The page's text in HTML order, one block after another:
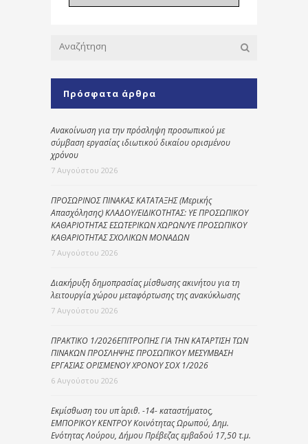
Πρόσφατα άρθρα
Ανακοίνωση για την πρόσληψη προσωπικού με
σύμβαση εργασίας ιδιωτικού δικαίου ορισμένου
χρόνου
7 Αυγούστου 2026
ΠΡΟΣΩΡΙΝΟΣ ΠΙΝΑΚΑΣ ΚΑΤΑΤΑΞΗΣ (Μερικής
Απασχόλησης) ΚΛΑΔΟΥ/ΕΙΔΙΚΟΤΗΤΑΣ: ΥΕ ΠΡΟΣΩΠΙΚΟΥ
ΚΑΘΑΡΙΟΤΗΤΑΣ ΕΣΩΤΕΡΙΚΩΝ ΧΩΡΩΝ/ΥΕ ΠΡΟΣΩΠΙΚΟΥ
ΚΑΘΑΡΙΟΤΗΤΑΣ ΣΧΟΛΙΚΩΝ ΜΟΝΑΔΩΝ
7 Αυγούστου 2026
Διακήρυξη δημοπρασίας μίσθωσης ακινήτου για τη
λειτουργία χώρου μεταφόρτωσης της ανακύκλωσης
7 Αυγούστου 2026
ΠΡΑΚΤΙΚΟ 1/2026ΕΠΙΤΡΟΠΗΣ ΓΙΑ ΤΗΝ ΚΑΤΑΡΤΙΣΗ ΤΩΝ
ΠΙΝΑΚΩΝ ΠΡΟΣΛΗΨΗΣ ΠΡΟΣΩΠΙΚΟΥ ΜΕΣΥΜΒΑΣΗ
ΕΡΓΑΣΙΑΣ ΟΡΙΣΜΕΝΟΥ ΧΡΟΝΟΥ ΣΟΧ 1/2026
6 Αυγούστου 2026
Εκμίσθωση του υπ΄ αριθ. -14- καταστήματος,
ΕΜΠΟΡΙΚΟΥ ΚΕΝΤΡΟΥ Κοινότητας Ωρωπού, Δημ.
Ενότητας Λούρου, Δήμου Πρέβεζας εμβαδού 17,50 τ.μ.